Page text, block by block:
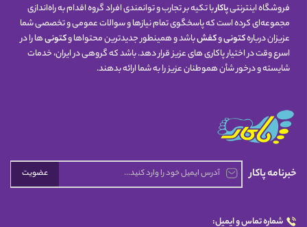
فروشگاه اینترنتیپاکاربا تکیه بر تجارب و توانمندی افراد گروه اقدام به راه‌اندازی
مجموعه‌ای کرده است که پاسخگوی تمام نیازها و سوالات عمومی و تخصصی شما
عزیزان دربارهکتونیوکفشباشد و همینطور جدیدترین محتواها وکتونیها را در
اسرع وقت در اختیار پاکاری های عزیز قرار دهد. باشد که گروهی در ایران، خدمات
شایسته و درخور شأن هموطنان عزیز را به شما ارائه بدهند.
خبرنامه پاکار عضویت
شماره تماس و ایمیل: